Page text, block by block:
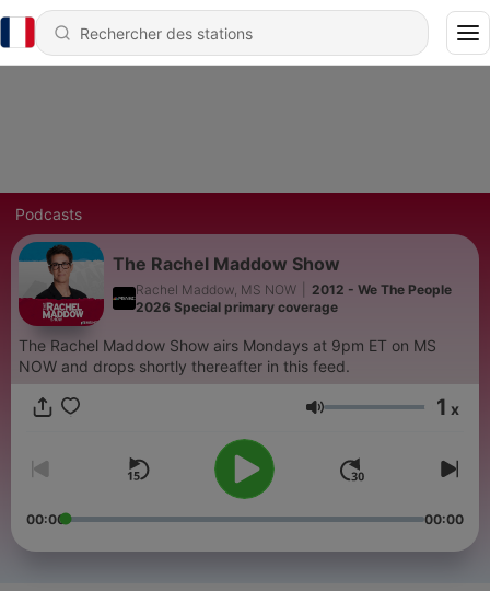
Podcasts
The Rachel Maddow Show
Rachel Maddow, MS NOW
2012 - We The People
2026 Special primary coverage
The Rachel Maddow Show airs Mondays at 9pm ET on MS
NOW and drops shortly thereafter in this feed.
Volume 1 x
00:00 00:00